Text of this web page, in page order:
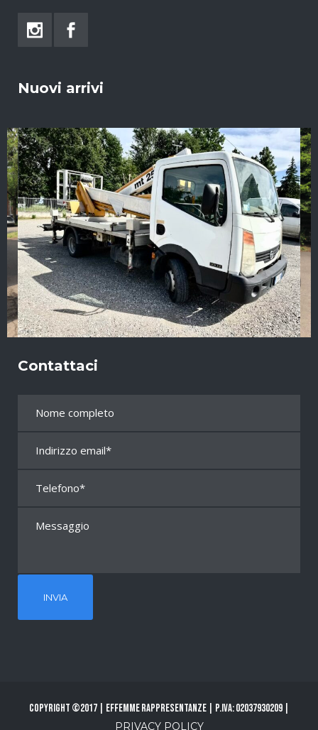
Nuovi arrivi
Contattaci
Copyright ©2017 | Effemme Rappresentanze | P.Iva: 02037930209 |
PRIVACY POLICY